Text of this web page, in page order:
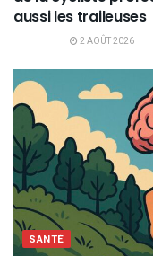
aussi les traileuses
2 AOÛT 2026
SANTÉ